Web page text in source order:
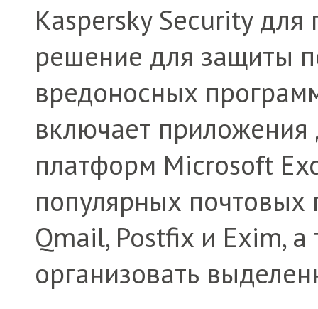
Kaspersky Security
решение для защиты
вредоносных
включает
платформ Microsoft
популярных
Qmail, Postfix и Exim, а
организовать